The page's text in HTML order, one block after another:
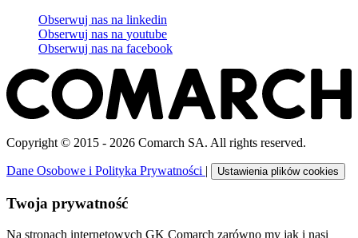
Obserwuj nas na linkedin
Obserwuj nas na youtube
Obserwuj nas na facebook
Copyright © 2015 - 2026 Comarch SA. All rights reserved.
Dane Osobowe i Polityka Prywatności | Ustawienia plików cookies
Twoja prywatność
Na stronach internetowych GK Comarch zarówno my jak i nasi